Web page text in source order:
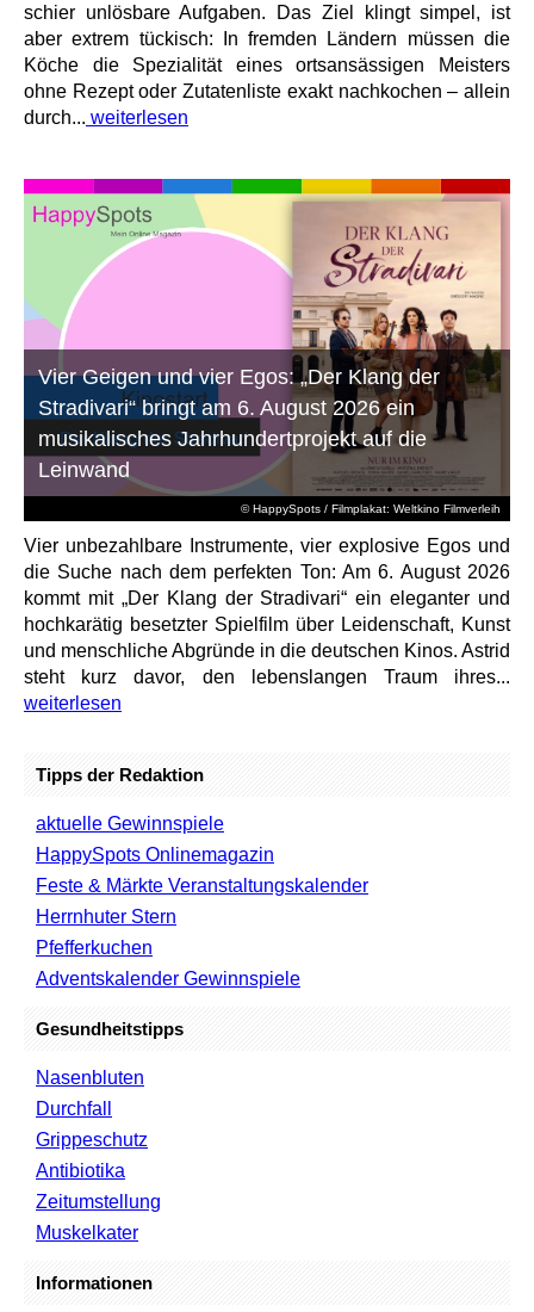
schier unlösbare Aufgaben. Das Ziel klingt simpel, ist
aber extrem tückisch: In fremden Ländern müssen die
Köche die Spezialität eines ortsansässigen Meisters
ohne Rezept oder Zutatenliste exakt nachkochen – allein
durch... weiterlesen
© HappySpots / Filmplakat: Weltkino Filmverleih
Vier Geigen und vier Egos: „Der Klang der
Stradivari“ bringt am 6. August 2026 ein
musikalisches Jahrhundertprojekt auf die
Leinwand
Vier unbezahlbare Instrumente, vier explosive Egos und
die Suche nach dem perfekten Ton: Am 6. August 2026
kommt mit „Der Klang der Stradivari“ ein eleganter und
hochkarätig besetzter Spielfilm über Leidenschaft, Kunst
und menschliche Abgründe in die deutschen Kinos. Astrid
steht kurz davor, den lebenslangen Traum ihres...
weiterlesen
Tipps der Redaktion
aktuelle Gewinnspiele
HappySpots Onlinemagazin
Feste & Märkte Veranstaltungskalender
Herrnhuter Stern
Pfefferkuchen
Adventskalender Gewinnspiele
Gesundheitstipps
Nasenbluten
Durchfall
Grippeschutz
Antibiotika
Zeitumstellung
Muskelkater
Informationen